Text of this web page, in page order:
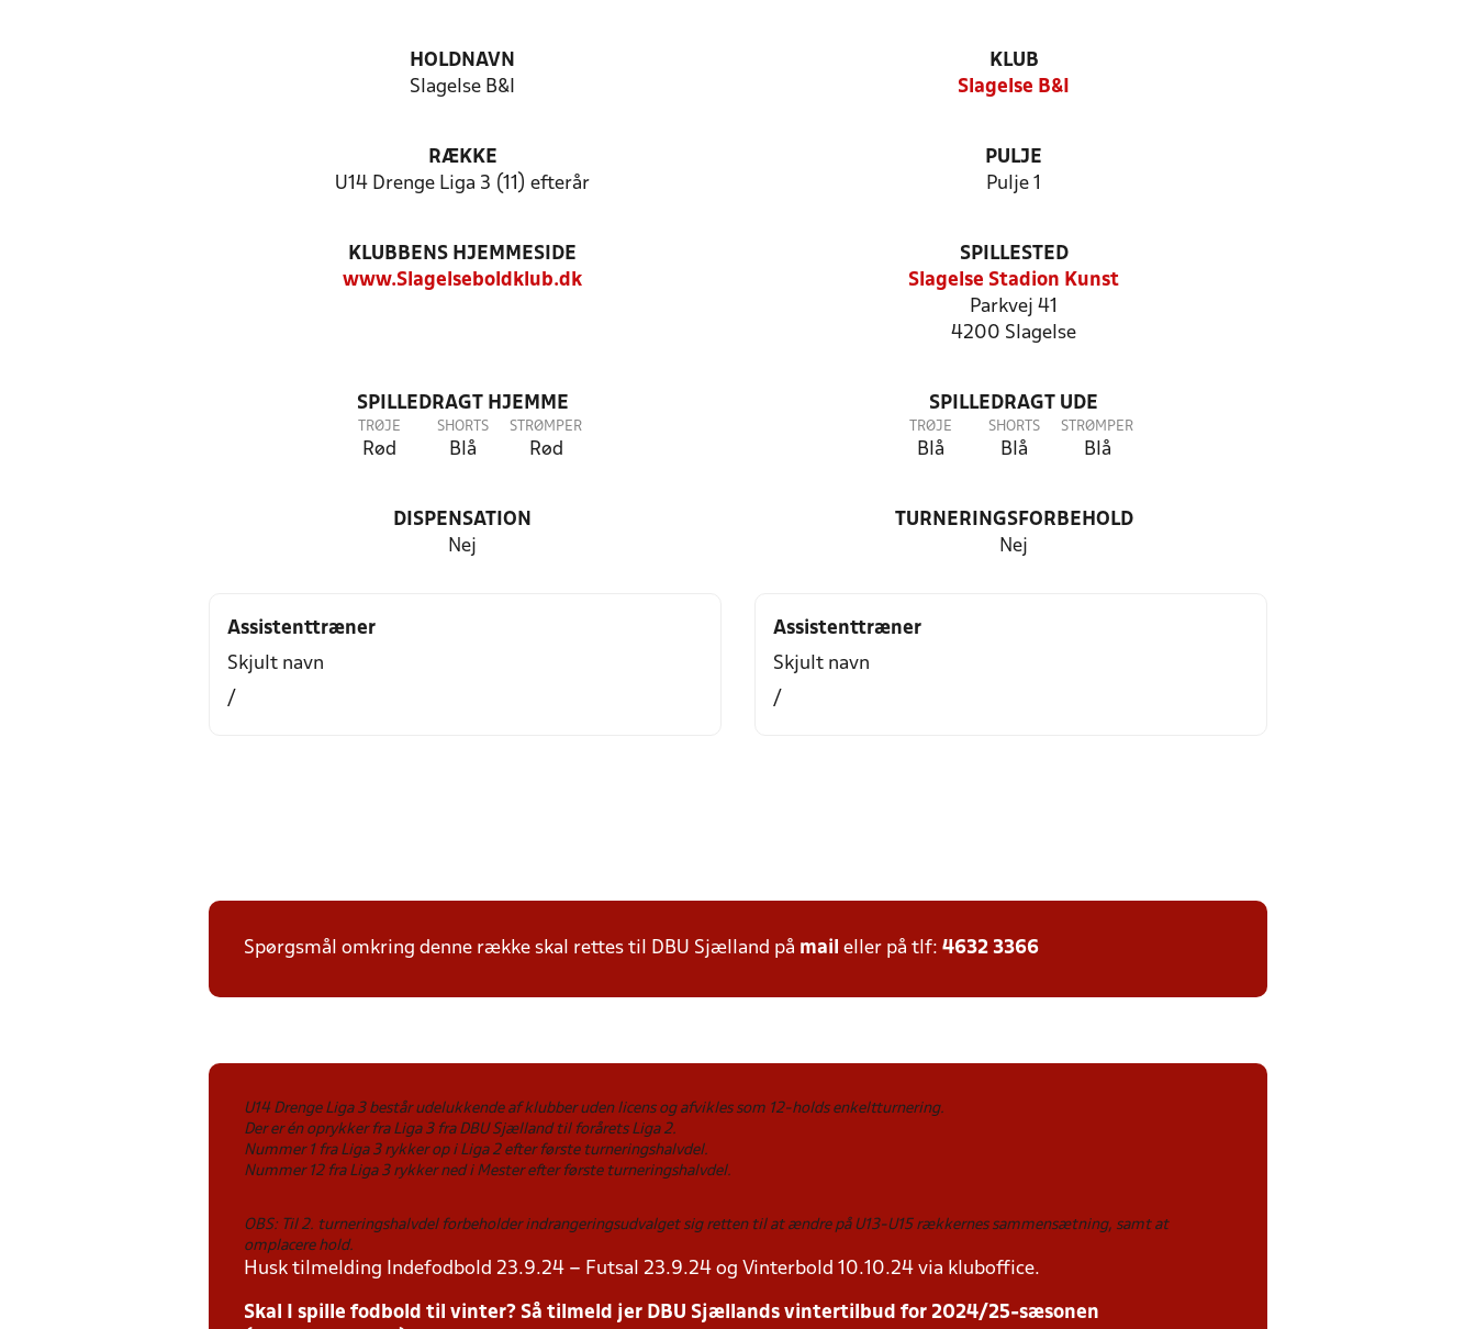
HOLDNAVN
Slagelse B&I
KLUB
Slagelse B&I
RÆKKE
U14 Drenge Liga 3 (11) efterår
PULJE
Pulje 1
KLUBBENS HJEMMESIDE
www.Slagelseboldklub.dk
SPILLESTED
Slagelse Stadion Kunst
Parkvej 41
4200 Slagelse
SPILLEDRAGT HJEMME
TRØJE
Rød
SHORTS
Blå
STRØMPER
Rød
SPILLEDRAGT UDE
TRØJE
Blå
SHORTS
Blå
STRØMPER
Blå
DISPENSATION
Nej
TURNERINGSFORBEHOLD
Nej
Assistenttræner
Skjult navn
/
Assistenttræner
Skjult navn
/
Spørgsmål omkring denne række skal rettes til DBU Sjælland på mail eller på tlf: 4632 3366
U14 Drenge Liga 3 består udelukkende af klubber uden licens og afvikles som 12-holds enkeltturnering.
Der er én oprykker fra Liga 3 fra DBU Sjælland til forårets Liga 2.
Nummer 1 fra Liga 3 rykker op i Liga 2 efter første turneringshalvdel.
Nummer 12 fra Liga 3 rykker ned i Mester efter første turneringshalvdel.
OBS: Til 2. turneringshalvdel forbeholder indrangeringsudvalget sig retten til at ændre på U13-U15 rækkernes sammensætning, samt at
omplacere hold.
Husk tilmelding Indefodbold 23.9.24 – Futsal 23.9.24 og Vinterbold 10.10.24 via kluboffice.
Skal I spille fodbold til vinter? Så tilmeld jer DBU Sjællands vintertilbud for 2024/25-sæsonen